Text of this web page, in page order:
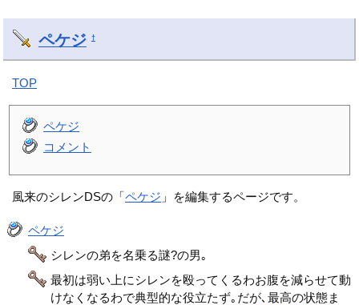
ペケジ †
TOP
ペケジ
コメント
風来のシレンDSの「ペケジ 」を編集するページです。
ペケジ
シレンの弟を名乗る謎?の男｡
最初は弱い上にシレンを殴ってくるわお腹を減らせて動
けなくなるわで典型的な役立たず｡だが､最高の状態ま